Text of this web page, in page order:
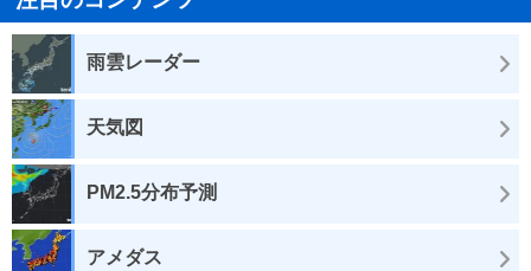
雨雲レーダー
天気図
PM2.5分布予測
アメダス